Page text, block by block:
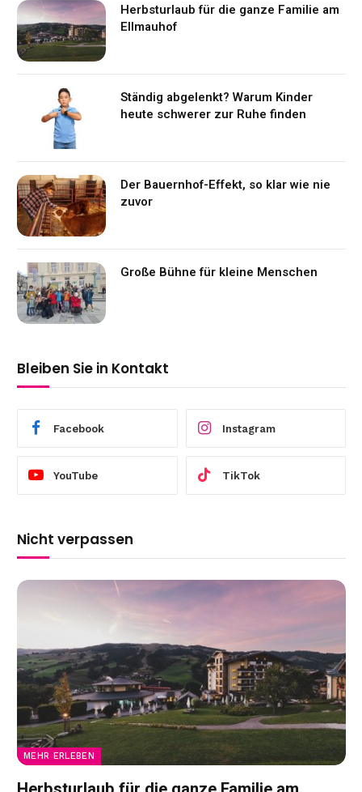
Herbsturlaub für die ganze Familie am
Ellmauhof
Ständig abgelenkt? Warum Kinder
heute schwerer zur Ruhe finden
Der Bauernhof-Effekt, so klar wie nie
zuvor
Große Bühne für kleine Menschen
Bleiben Sie in Kontakt
Facebook Instagram
YouTube TikTok
Nicht verpassen
MEHR ERLEBEN